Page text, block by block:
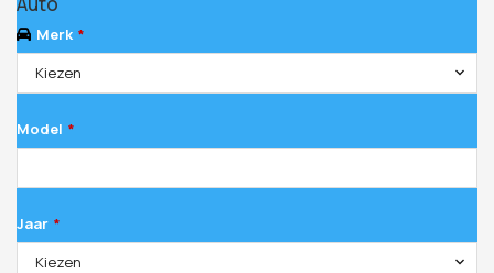
Website
Merk *
Kiezen
Model *
Jaar *
Kiezen